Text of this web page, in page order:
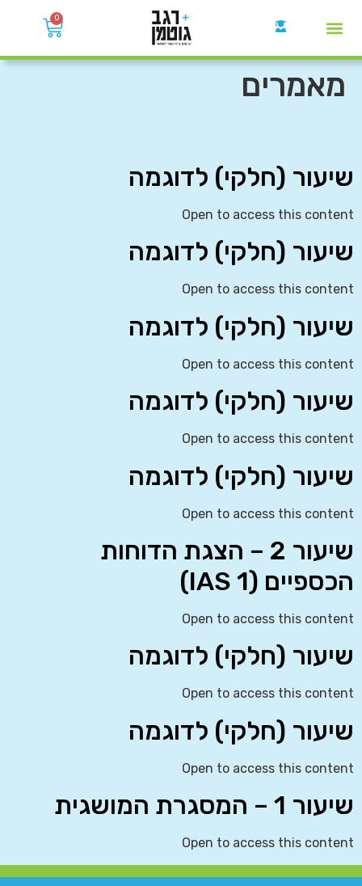
0
מאמרים
שיעור (חלקי) לדוגמה
Open to access this content
שיעור (חלקי) לדוגמה
Open to access this content
שיעור (חלקי) לדוגמה
Open to access this content
שיעור (חלקי) לדוגמה
Open to access this content
שיעור (חלקי) לדוגמה
Open to access this content
שיעור 2 – הצגת הדוחות
הכספיים (IAS 1)
Open to access this content
שיעור (חלקי) לדוגמה
Open to access this content
שיעור (חלקי) לדוגמה
Open to access this content
שיעור 1 – המסגרת המושגית
Open to access this content